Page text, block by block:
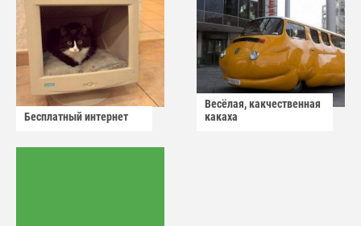
Бесплатный интернет
Весёлая, какчественная
какаха